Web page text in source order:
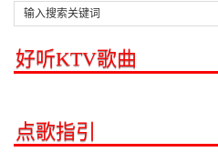
好听KTV歌曲
点歌指引